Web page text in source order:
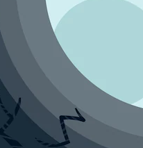
ングラフィックス
レート
最高のクリエイティブ制
ットフォーム。クリエイタ
店、スタジオを含む100万
います。
日本語